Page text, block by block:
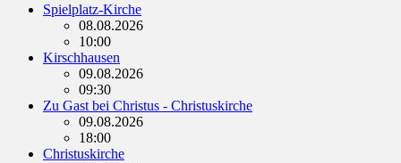
Spielplatz-Kirche
08.08.2026
10:00
Kirschhausen
09.08.2026
09:30
Zu Gast bei Christus - Christuskirche
09.08.2026
18:00
Christuskirche